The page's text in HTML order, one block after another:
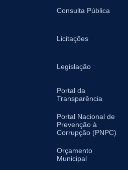
Consulta Pública
Licitações
Legislação
Portal da
Transparência
Portal Nacional de
Prevenção à
Corrupção (PNPC)
Orçamento
Municipal